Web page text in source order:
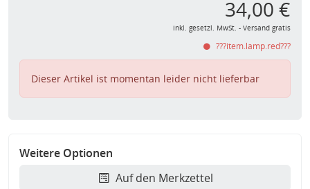
34,00 €
inkl. gesetzl. MwSt. - Versand gratis
???item.lamp.red???
Dieser Artikel ist momentan leider nicht lieferbar
Weitere Optionen
Auf den Merkzettel